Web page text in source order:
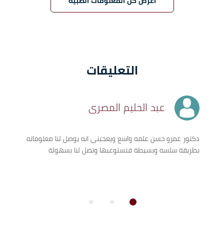
التعليقات
عبد الحليم المصرى
دكتور عمرو حسن علمه واسع ويعجبنى انه يوصل لنا معلوماته